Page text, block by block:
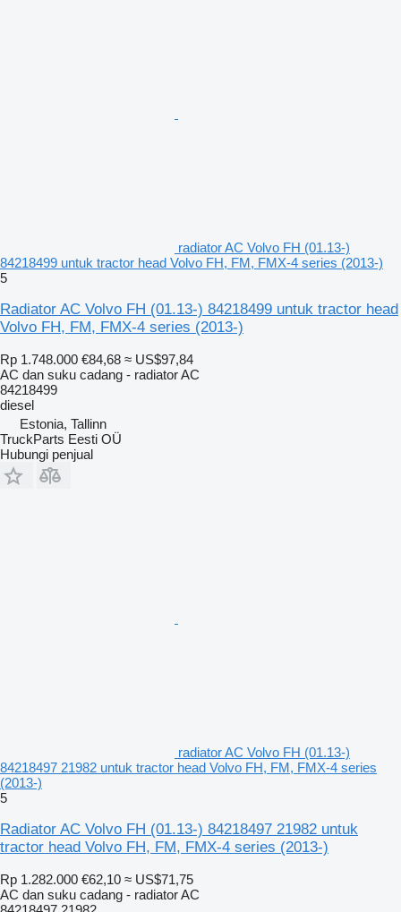
radiator AC Volvo FH (01.13-)
84218499 untuk tractor head Volvo FH, FM, FMX-4 series (2013-)
5
Radiator AC Volvo FH (01.13-) 84218499 untuk tractor head
Volvo FH, FM, FMX-4 series (2013-)
Rp 1.748.000 €84,68 ≈ US$97,84
AC dan suku cadang - radiator AC
84218499
diesel
Estonia, Tallinn
TruckParts Eesti OÜ
Hubungi penjual
radiator AC Volvo FH (01.13-)
84218497 21982 untuk tractor head Volvo FH, FM, FMX-4 series
(2013-)
5
Radiator AC Volvo FH (01.13-) 84218497 21982 untuk
tractor head Volvo FH, FM, FMX-4 series (2013-)
Rp 1.282.000 €62,10 ≈ US$71,75
AC dan suku cadang - radiator AC